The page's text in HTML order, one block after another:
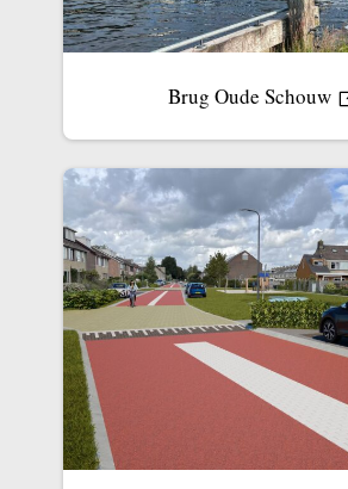
Brug Oude Schouw